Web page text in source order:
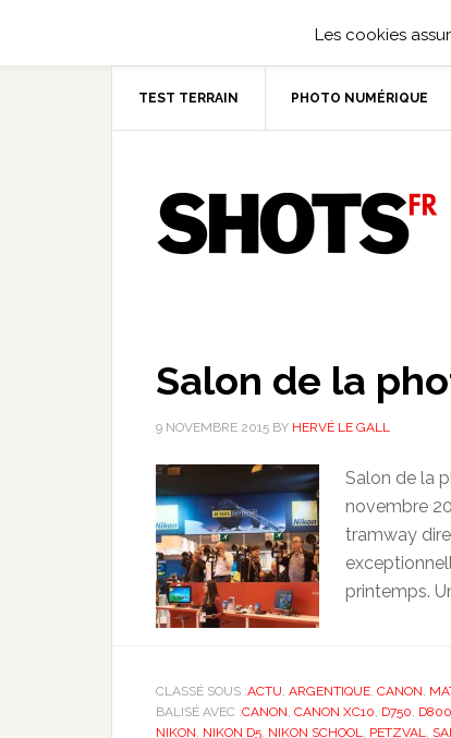
TEST TERRAIN PHOTO NUMÉRIQUE
Salon de la
9 NOVEMBRE 2015 BY HERVÉ LE GALL
Salon de la
novembre
tramway
printemps.
CLASSÉ SOUS :ACTU, ARGENTIQUE, CANON,
BALISÉ AVEC :CANON, CANON XC10, D750, D800
NIKON, NIKON D5, NIKON SCHOOL, PETZVAL,
Les cookies